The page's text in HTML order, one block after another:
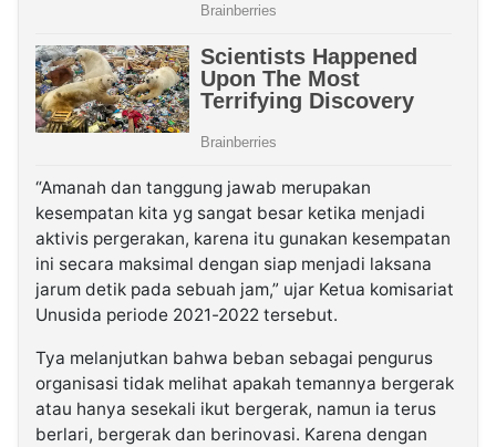
“Amanah dan tanggung jawab merupakan
kesempatan kita yg sangat besar ketika menjadi
aktivis pergerakan, karena itu gunakan kesempatan
ini secara maksimal dengan siap menjadi laksana
jarum detik pada sebuah jam,” ujar Ketua komisariat
Unusida periode 2021-2022 tersebut.
Tya melanjutkan bahwa beban sebagai pengurus
organisasi tidak melihat apakah temannya bergerak
atau hanya sesekali ikut bergerak, namun ia terus
berlari, bergerak dan berinovasi. Karena dengan